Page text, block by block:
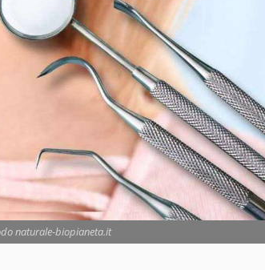
naturale-biopianeta.it